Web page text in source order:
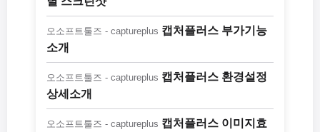
오소프트툴즈 - captureplus 캡처플러스 부가기능
소개
오소프트툴즈 - captureplus 캡처플러스 환경설정
상세소개
오소프트툴즈 - captureplus 캡처플러스 이미지효